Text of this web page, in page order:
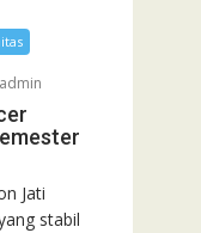
admin
Jati
stabil